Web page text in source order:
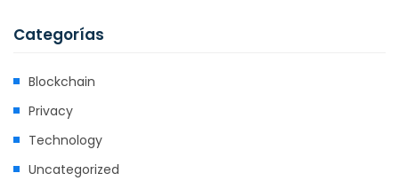
Categorías
Blockchain
Privacy
Technology
Uncategorized